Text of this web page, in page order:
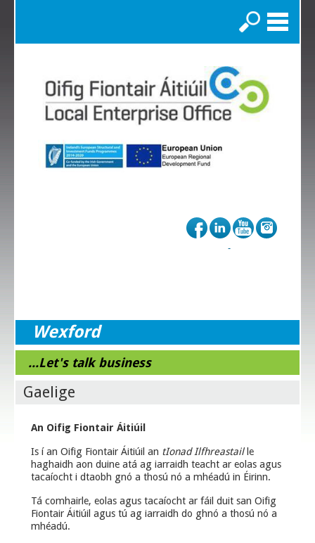
Search
Wexford
...Let's talk business
Gaelige
An Oifig Fiontair Áitiúil
Is í an Oifig Fiontair Áitiúil an tIonad Ilfhreastaille
haghaidh aon duine atá ag iarraidh teacht ar eolas agus
tacaíocht i dtaobh gnó a thosú nó a mhéadú in Éirinn.
Tá comhairle, eolas agus tacaíocht ar fáil duit san Oifig
Fiontair Áitiúil agus tú ag iarraidh do ghnó a thosú nó a
mhéadú.